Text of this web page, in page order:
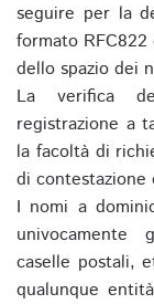
seguire per la
formato
dello spazio dei
La verifica
registrazione a
la facoltà di
di contestazione
I nomi a
univocamente
caselle postali,
qualunque